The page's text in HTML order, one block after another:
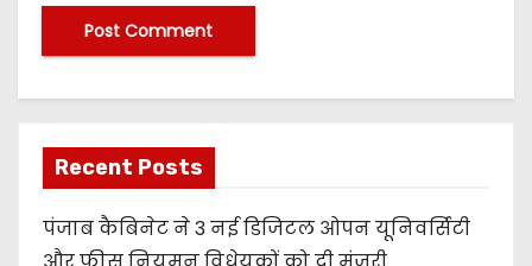
Recent Posts
पंजाब कैबिनेट ने 3 नई डिजिटल ओपन यूनिवर्सिटी